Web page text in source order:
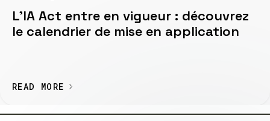
L’IA Act entre en vigueur : découvrez
le calendrier de mise en application
READ MORE